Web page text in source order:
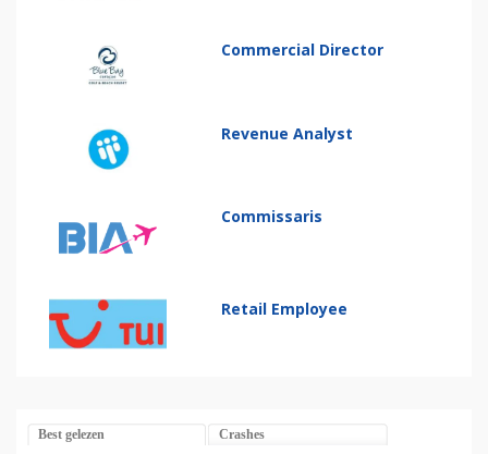
Commercial Director
Revenue Analyst
Commissaris
Retail Employee
Best gelezen Crashes